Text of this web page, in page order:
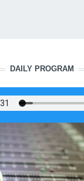
DAILY PROGRAM